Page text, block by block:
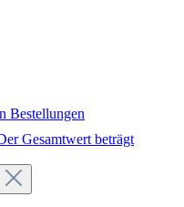
Bestellungen
Gesamtwert beträgt